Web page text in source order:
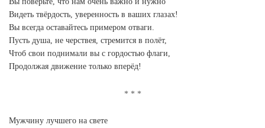
Видеть твёрдость, уверенность в ваших глазах!
Вы всегда оставайтесь примером отваги.
Пусть душа, не черствея, стремится в полёт,
Чтоб свои поднимали вы с гордостью флаги,
Продолжая движение только вперёд!
Мужчину лучшего на свете